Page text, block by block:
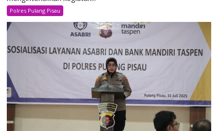
Polres Pulang Pisau